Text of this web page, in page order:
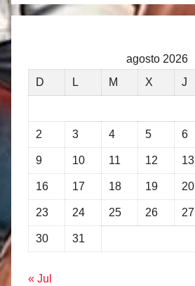
agosto 2026
D
L M X J
2 3 4 5 6
9 10 11 12 13
16 17 18 19 20
23 24 25 26 27
30 31
« Jul